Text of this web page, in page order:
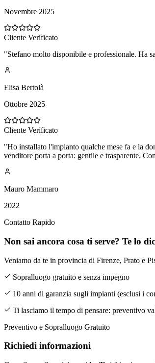
Novembre 2025
Cliente Verificato
"Stefano molto disponibile e professionale. Ha
Elisa Bertolà
Ottobre 2025
Cliente Verificato
"Ho installato l'impianto qualche mese fa e la
venditore porta a porta: gentile e trasparente.
Mauro Mammaro
2022
Contatto Rapido
Non sai ancora cosa ti serve? Te lo
Veniamo da te in provincia di Firenze, Prato e
Sopralluogo gratuito e senza impegno
10 anni di garanzia sugli impianti (esclusi i
Ti lasciamo il tempo di pensare: preventivo
Preventivo e Sopralluogo Gratuito
Richiedi informazioni